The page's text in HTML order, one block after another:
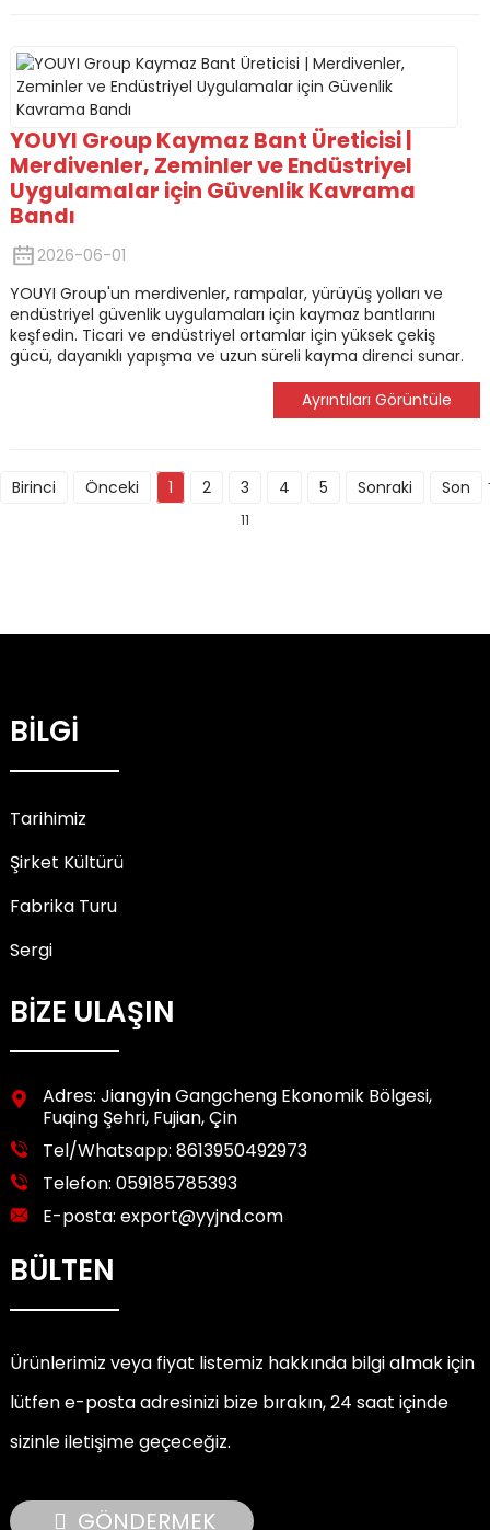
YOUYI Group Kaymaz Bant Üreticisi |
Merdivenler, Zeminler ve Endüstriyel
Uygulamalar için Güvenlik Kavrama
Bandı
2026-06-01
YOUYI Group'un merdivenler, rampalar, yürüyüş yolları ve
endüstriyel güvenlik uygulamaları için kaymaz bantlarını
keşfedin. Ticari ve endüstriyel ortamlar için yüksek çekiş
gücü, dayanıklı yapışma ve uzun süreli kayma direnci sunar.
Ayrıntıları Görüntüle
Birinci Önceki 1 2 3 4 5 Sonraki Son
11
BİLGİ
Tarihimiz
Şirket Kültürü
Fabrika Turu
Sergi
BİZE ULAŞIN
Adres: Jiangyin Gangcheng Ekonomik Bölgesi,
Fuqing Şehri, Fujian, Çin
Tel/Whatsapp: 8613950492973
Telefon: 059185785393
E-posta: export@yyjnd.com
BÜLTEN
Ürünlerimiz veya fiyat listemiz hakkında bilgi almak için
lütfen e-posta adresinizi bize bırakın, 24 saat içinde
sizinle iletişime geçeceğiz.
GÖNDERMEK